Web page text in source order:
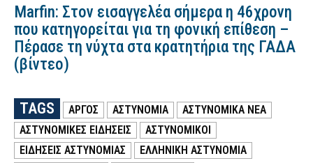
Marfin: Στον εισαγγελέα σήμερα η 46χρονη
που κατηγορείται για τη φονική επίθεση –
Πέρασε τη νύχτα στα κρατητήρια της ΓΑΔΑ
(βίντεο)
TAGS ΑΡΓΟΣ ΑΣΤΥΝΟΜΙΑ
ΑΣΤΥΝΟΜΙΚΑ ΝΕΑ
ΑΣΤΥΝΟΜΙΚΕΣ ΕΙΔΗΣΕΙΣ
ΑΣΤΥΝΟΜΙΚΟΙ
ΕΙΔΗΣΕΙΣ ΑΣΤΥΝΟΜΙΑΣ
ΕΛΛΗΝΙΚΗ ΑΣΤΥΝΟΜΙΑ